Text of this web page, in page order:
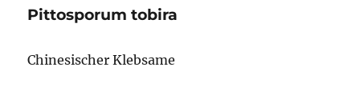
Pittosporum tobira
Chinesischer Klebsame